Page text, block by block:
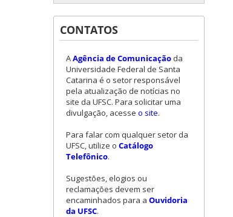
CONTATOS
AAgência de Comunicação da
Universidade Federal de Santa
Catarina é o setor responsável
pela atualização de notícias no
site da UFSC. Para solicitar uma
divulgação, acesse o site.
Para falar com qualquer setor da
UFSC, utilize o Catálogo
Telefônico.
Sugestões, elogios ou
reclamações devem ser
encaminhados para a Ouvidoria
da UFSC.